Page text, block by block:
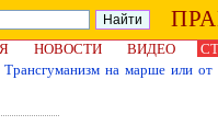
НОВОСТИ ВИДЕО
Трансгуманизм на марше или